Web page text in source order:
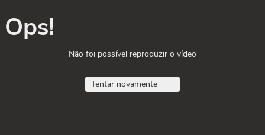
Ops!
Não foi possível reproduzir o vídeo
Tentar novamente